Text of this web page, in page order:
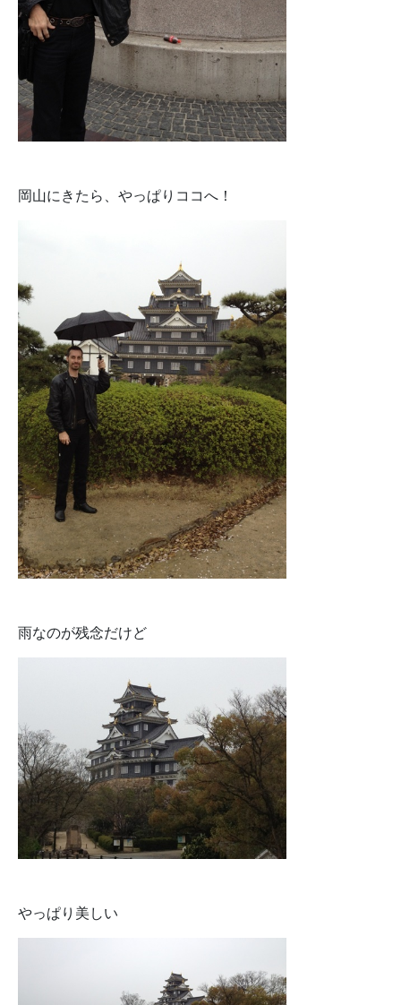
岡山にきたら、やっぱりココへ！
雨なのが残念だけど
やっぱり美しい